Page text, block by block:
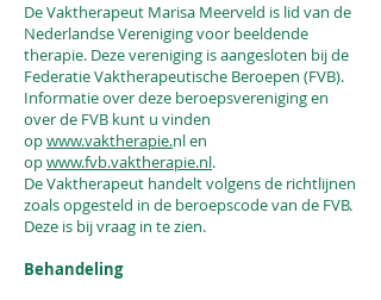
De Vaktherapeut Marisa Meerveld is lid van de
Nederlandse Vereniging voor beeldende
therapie. Deze vereniging is aangesloten bij de
Federatie Vaktherapeutische Beroepen (FVB).
Informatie over deze beroepsvereniging en
over de FVB kunt u vinden
opwww.vaktherapie.nl en
opwww.fvb.vaktherapie.nl.
De Vaktherapeut handelt volgens de richtlijnen
zoals opgesteld in de beroepscode van de FVB.
Deze is bij vraag in te zien.
Behandeling